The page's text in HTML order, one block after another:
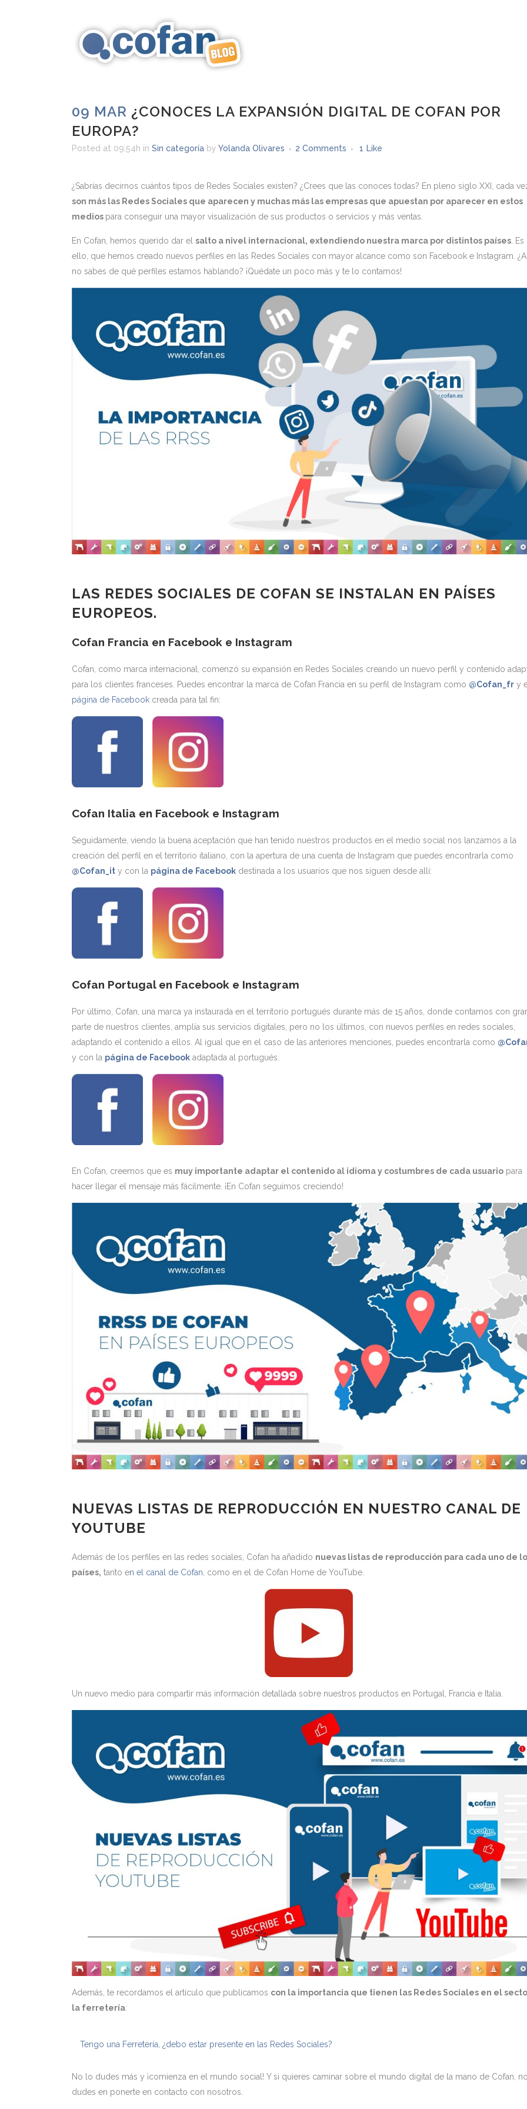
09 MAR ¿CONOCES LA EXPANSIÓN DIGITAL DE COFAN POR
EUROPA?
Posted at 09:54h in Sin categoría by Yolanda Olivares 2 Comments 1 Like
¿Sabrías decirnos cuántos tipos de Redes Sociales existen? ¿Crees que las conoces todas? En pleno siglo XXI, cada
son más las Redes Sociales que aparecen y muchas más las empresas que apuestan por aparecer en estos
medios para conseguir una mayor visualización de sus productos o servicios y más ventas.
En Cofan, hemos querido dar el salto a nivel internacional, extendiendo nuestra marca por distintos países .
ello, que hemos creado nuevos perfiles en las Redes Sociales con mayor alcance como son Facebook e Instagram.
no sabes de qué perfiles estamos hablando? ¡Quédate un poco más y te lo contamos!
LAS REDES SOCIALES DE COFAN SE INSTALAN EN PAÍSES
EUROPEOS.
Cofan Francia en Facebook e Instagram
Cofan, como marca internacional, comenzó su expansión en Redes Sociales creando un nuevo perfil y contenido
para los clientes franceses. Puedes encontrar la marca de Cofan Francia en su perfil de Instagram como @Cofan_fr y
página de Facebook creada para tal fin:
Cofan Italia en Facebook e Instagram
Seguidamente, viendo la buena aceptación que han tenido nuestros productos en el medio social nos lanzamos a la
creación del perfil en el territorio italiano, con la apertura de una cuenta de Instagram que puedes encontrarla como
@Cofan_it y con la página de Facebook destinada a los usuarios que nos siguen desde allí:
Cofan Portugal en Facebook e Instagram
Por último, Cofan, una marca ya instaurada en el territorio portugués durante más de 15 años, donde contamos con
parte de nuestros clientes, amplía sus servicios digitales, pero no los últimos, con nuevos perfiles en redes sociales,
adaptando el contenido a ellos. Al igual que en el caso de las anteriores menciones, puedes encontrarla como
y con la página de Facebook adaptada al portugués.
En Cofan, creemos que es muy importante adaptar el contenido al idioma y costumbres de cada usuario para
hacer llegar el mensaje más fácilmente. ¡En Cofan seguimos creciendo!
NUEVAS LISTAS DE REPRODUCCIÓN EN NUESTRO CANAL DE
YOUTUBE
Además de los perfiles en las redes sociales, Cofan ha añadido nuevas listas de reproducción para cada uno de
países, tanto en el canal de Cofan , como en el de Cofan Home de YouTube.
Un nuevo medio para compartir más información detallada sobre nuestros productos en Portugal, Francia e Italia.
Además, te recordamos el artículo que publicamos con la importancia que tienen las Redes Sociales en el
la ferretería:
Tengo una Ferretería, ¿debo estar presente en las Redes Sociales?
No lo dudes más y ¡comienza en el mundo social! Y si quieres caminar sobre el mundo digital de la mano de Cofan,
dudes en ponerte en contacto con nosotros.